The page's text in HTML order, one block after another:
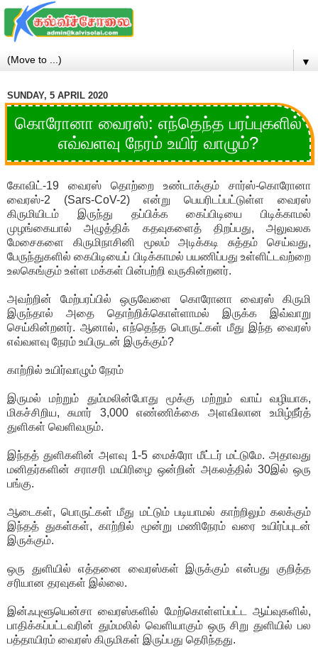
▼
SUNDAY, 5 APRIL 2020
கொரோனா வைரஸ்: எந்தெந்த பரப்புகளில்
எவ்வளவு நேரம் உயிர் வாழும்?
கோவிட்-19 வைரஸ் தொற்றை உண்டாக்கும் சார்ஸ்-கொரோனா
வைரஸ்-2 (Sars-CoV-2) என்று பெயரிடப்பட்டுள்ள வைரஸ்
கிருமியிடம் இருந்து தப்பிக்க கைப்பிடியை பிடிக்காமல்
முழங்கையால் அழுத்திக் கதவுகளைத் திறப்பது, அலுவலக
மேசைகளை கிருமிநாசினி மூலம் அடிக்கடி சுத்தம் செய்வது,
பேருந்துகளில் கைபிடியைப் பிடிக்காமல் பயணிப்பது உள்ளிட்டவற்றை
உலகெங்கும் உள்ள மக்கள் பின்பற்றி வருகின்றனர்.
அவற்றின் மேற்பரப்பில் ஒருவேளை கொரோனா வைரஸ் கிருமி
இருந்தால் அதை தொற்றிக்கொள்ளாமல் இருக்க இவ்வாறு
செய்கின்றனர். ஆனால், எந்தெந்த பொருட்கள் மீது இந்த வைரஸ்
எவ்வளவு நேரம் உயிருடன் இருக்கும்?
காற்றில் உயிர்வாழும் நேரம்
இருமல் மற்றும் தும்மலின்போது மூக்கு மற்றும் வாய் வழியாக,
மிகச்சிறிய, சுமார் 3,000 எண்ணிக்கை அளவிலான உமிழ்நீர்த்
துளிகள் வெளிவரும்.
இந்தத் துளிகளின் அளவு 1-5 மைக்ரோ மீட்டர் மட்டுமே. அதாவது
மனிதர்களின் சராசரி மயிரிழை ஒன்றின் அகலத்தில் 30இல் ஒரு
பங்கு.
ஆடைகள், பொருட்கள் மீது மட்டும் படியாமல் காற்றிலும் கலக்கும்
இந்தத் துகள்கள், காற்றில் மூன்று மணிநேரம் வரை உயிர்ப்புடன்
இருக்கும்.
ஒரு துளியில் எத்தனை வைரஸ்கள் இருக்கும் என்பது குறித்த
சரியான தரவுகள் இல்லை.
இன்ஃபுளூயென்சா வைரஸ்களில் மேற்கொள்ளப்பட்ட ஆய்வுகளில்,
பாதிக்கப்பட்டவரின் தும்மலில் வெளியாகும் ஒரு சிறு துளியில் பல
பத்தாயிரம் வைரஸ் கிருமிகள் இருப்பது தெரிந்தது.